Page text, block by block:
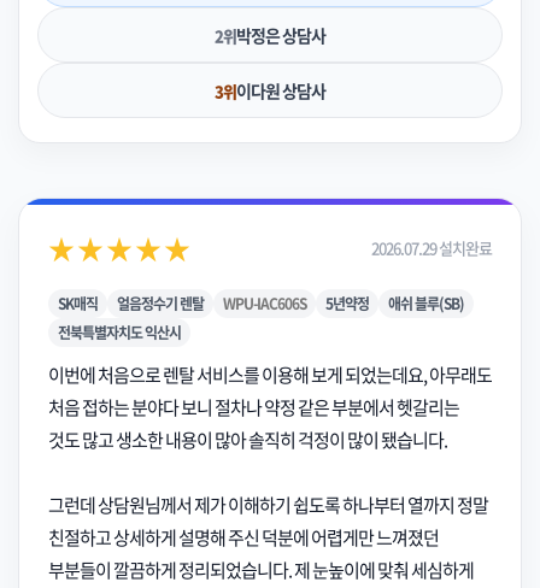
2위박정은 상담사
3위이다원 상담사
★★★★★ 2026.07.29 설치완료
SK매직 얼음정수기 렌탈 WPU-IAC606S 5년약정
애쉬 블루(SB)
전북특별자치도 익산시
이번에 처음으로 렌탈 서비스를 이용해 보게 되었는데요, 아무래도
처음 접하는 분야다 보니 절차나 약정 같은 부분에서 헷갈리는
것도 많고 생소한 내용이 많아 솔직히 걱정이 많이 됐습니다.
그런데 상담원님께서 제가 이해하기 쉽도록 하나부터 열까지 정말
친절하고 상세하게 설명해 주신 덕분에 어렵게만 느껴졌던
부분들이 깔끔하게 정리되었습니다. 제 눈높이에 맞춰 세심하게